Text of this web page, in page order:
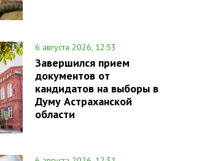
6 августа 2026, 12:53
Завершился прием
документов от
кандидатов на выборы в
Думу Астраханской
области